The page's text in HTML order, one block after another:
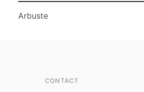
Arbuste
CONTACT